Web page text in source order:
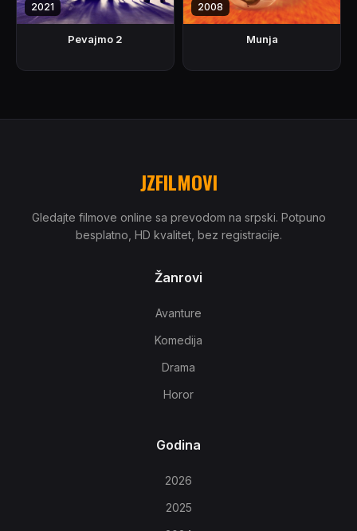
2021
Pevajmo 2
2008
Munja
JZFILMOVI
Gledajte filmove online sa prevodom na srpski. Potpuno
besplatno, HD kvalitet, bez registracije.
Žanrovi
Avanture
Komedija
Drama
Horor
Godina
2026
2025